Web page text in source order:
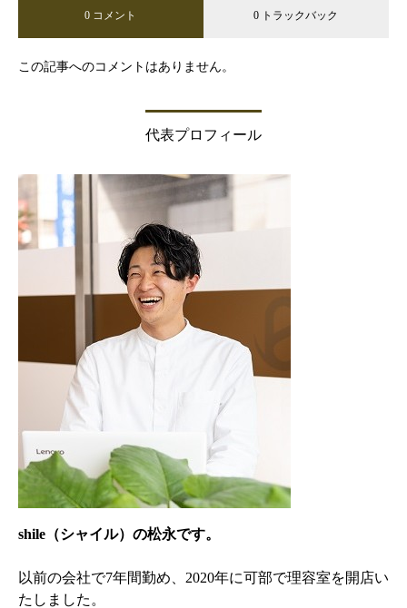
0 コメント 0 トラックバック
この記事へのコメントはありません。
代表プロフィール
shile（シャイル）の松永です。
以前の会社で7年間勤め、2020年に可部で理容室を開店い
たしました。